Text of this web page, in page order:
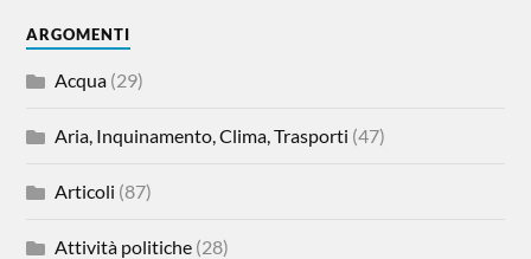
ARGOMENTI
Acqua (29)
Aria, Inquinamento, Clima, Trasporti (47)
Articoli (87)
Attività politiche (28)